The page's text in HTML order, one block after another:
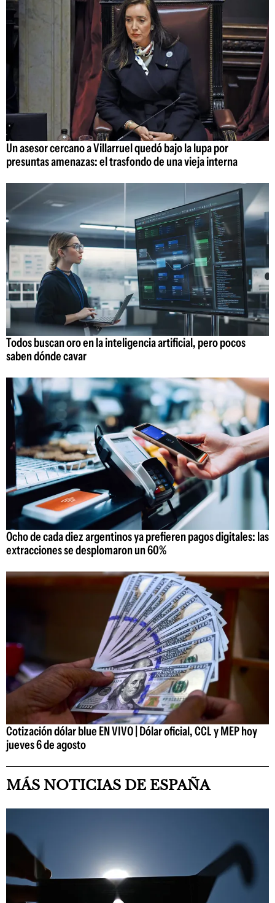
Un asesor cercano a Villarruel quedó bajo la lupa por
presuntas amenazas: el trasfondo de una vieja interna
Todos buscan oro en la inteligencia artificial, pero pocos
saben dónde cavar
Ocho de cada diez argentinos ya prefieren pagos digitales: las
extracciones se desplomaron un 60%
Cotización dólar blue EN VIVO | Dólar oficial, CCL y MEP hoy
jueves 6 de agosto
MÁS NOTICIAS DE ESPAÑA